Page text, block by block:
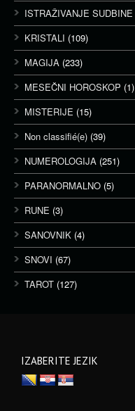
ISTRAŽIVANJE SUDBINE
KRISTALI (109)
MAGIJA (233)
MESEČNI HOROSKOP (1)
MISTERIJE (15)
Non classifié(e) (39)
NUMEROLOGIJA (251)
PARANORMALNO (5)
RUNE (3)
SANOVNIK (4)
SNOVI (67)
TAROT (127)
IZABERITE JEZIK